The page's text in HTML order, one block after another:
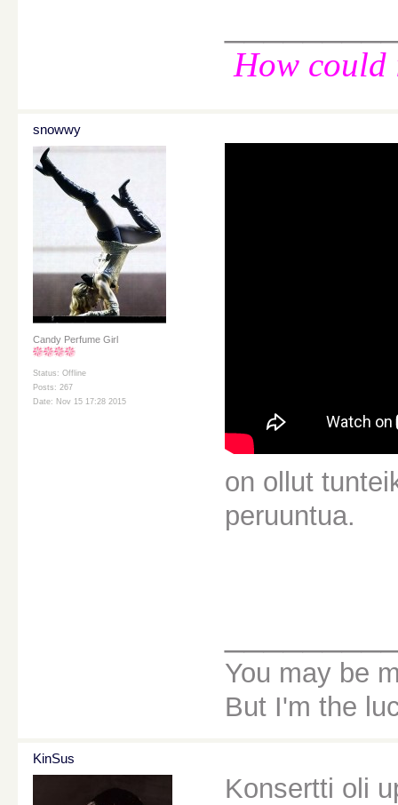
How could
snowwy
Candy Perfume Girl
Status: Offline
Posts: 267
Date: Nov 15 17:28 2015
on ollut
peruuntua.
You may be
But I'm the
KinSus
Konsertti oli